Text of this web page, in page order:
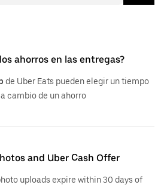
ahorros en las entregas?
de Uber Eats pueden elegir un tiempo
cambio de un ahorro
and Uber Cash Offer
uploads expire within 30 days of